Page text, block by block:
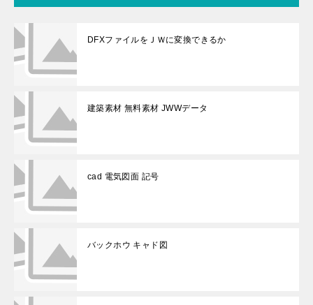
DFXファイルをＪＷに変換できるか
建築素材 無料素材 JWWデータ
cad 電気図面 記号
バックホウ キャド図